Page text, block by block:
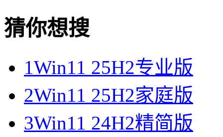
猜你想搜
1Win11 25H2专业版
2Win11 25H2家庭版
3Win11 24H2精简版